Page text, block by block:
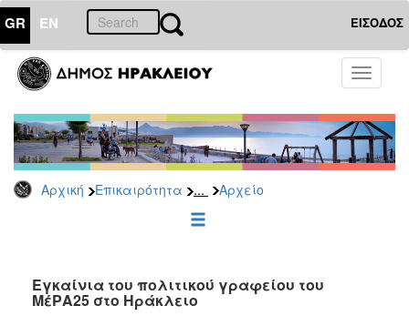
GR EN ΕΙΣΟΔΟΣ
Toggle
Αρχική Επικαιρότητα ... Αρχείο
ΕΠΙΚΑΙΡΟΤΗΤΑ
Παρατάξεις
Αρχείο
ΕΠΙΣΚΕΠΤΗΣ
Εγκαίνια του πολιτικού γραφείου του
ΜέΡΑ25 στο Ηράκλειο